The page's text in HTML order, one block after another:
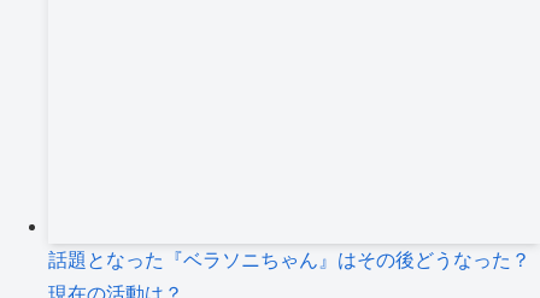
話題となった『ベラソニちゃん』はその後どうなった？
現在の活動は？